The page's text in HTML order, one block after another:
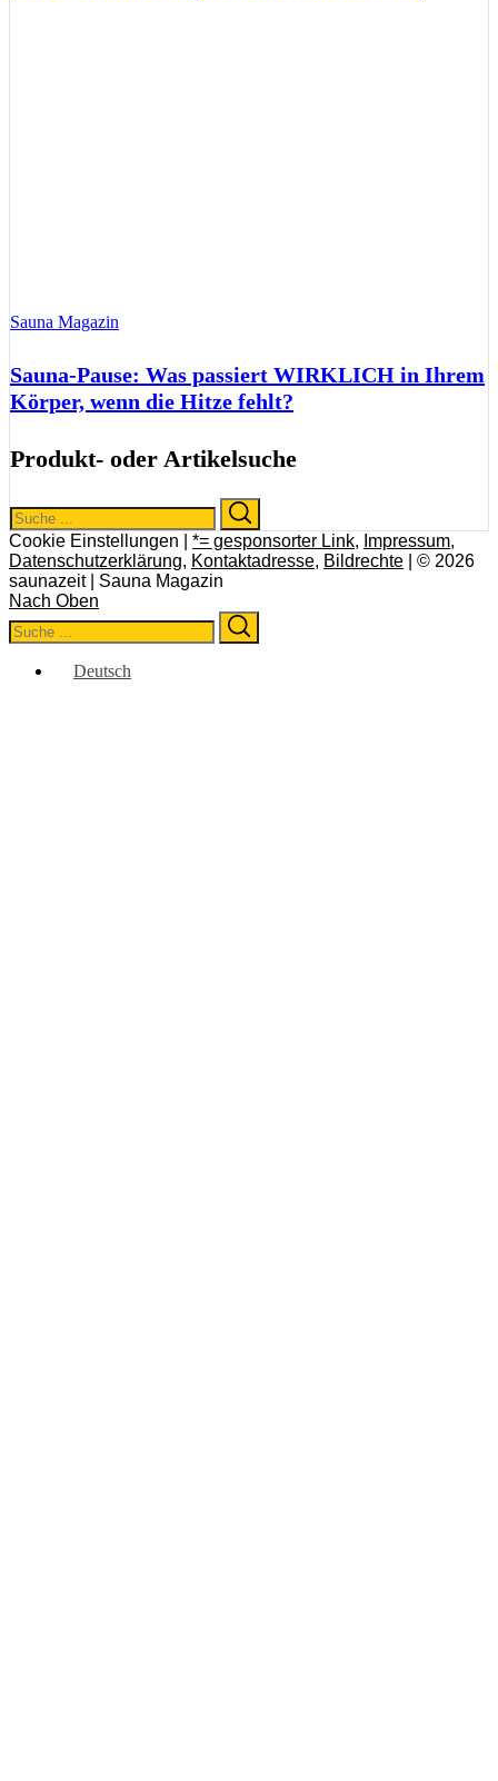
Sauna Magazin
Sauna-Pause: Was passiert WIRKLICH in Ihrem
Körper, wenn die Hitze fehlt?
Produkt- oder Artikelsuche
Search
for:
Cookie Einstellungen | *= gesponsorter Link, Impressum,
Datenschutzerklärung, Kontaktadresse, Bildrechte | © 2026
saunazeit | Sauna Magazin
Nach Oben
Search
for:
Deutsch